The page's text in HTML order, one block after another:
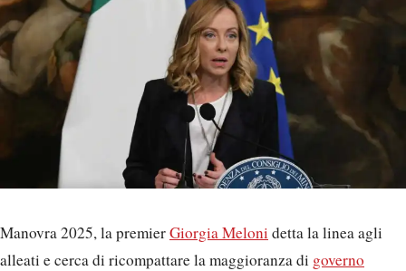
Manovra 2025, la premierGiorgia Meloni detta la linea agli
alleati e cerca di ricompattare la maggioranza di governo